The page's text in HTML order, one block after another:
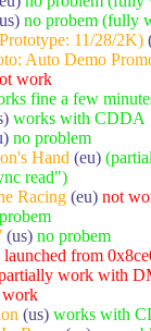
no probem (fully
11/28/2K)
Auto Demo
work
fine a few
works with CDDA
no problem
Hand (eu)
read")
Racing (eu) not
(us) no probem
launched from
work with
work
(us) works with